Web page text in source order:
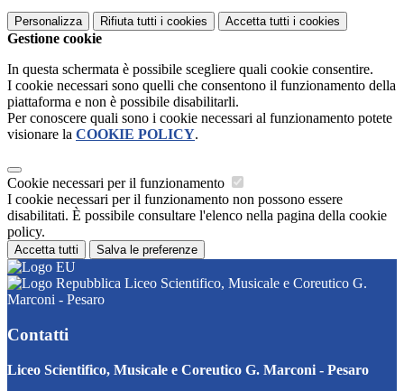
Personalizza Rifiuta tutti i cookies Accetta tutti i cookies
Gestione cookie
In questa schermata è possibile scegliere quali cookie consentire.
I cookie necessari sono quelli che consentono il funzionamento della
piattaforma e non è possibile disabilitarli.
Per conoscere quali sono i cookie necessari al funzionamento potete
visionare la COOKIE POLICY.
Cookie necessari per il funzionamento
I cookie necessari per il funzionamento non possono essere
disabilitati. È possibile consultare l'elenco nella pagina della cookie
policy.
Accetta tutti Salva le preferenze
Liceo Scientifico, Musicale e Coreutico G.
Marconi - Pesaro
Contatti
Liceo Scientifico, Musicale e Coreutico G. Marconi - Pesaro